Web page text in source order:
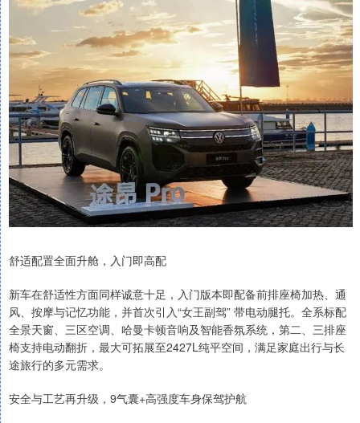
舒适配置全面升舱，入门即高配
新车在舒适性方面同样诚意十足，入门版本即配备前排座椅加热、通
风、按摩与记忆功能，并首次引入“女王副驾” 带电动腿托。全系标配
全景天窗、三区空调、哈曼卡顿音响及智能香氛系统，第二、三排座
椅支持电动翻折，最大可拓展至2427L纯平空间，满足家庭出行与长
途旅行的多元需求。
安全与工艺再升级，9气囊+高强度车身保驾护航